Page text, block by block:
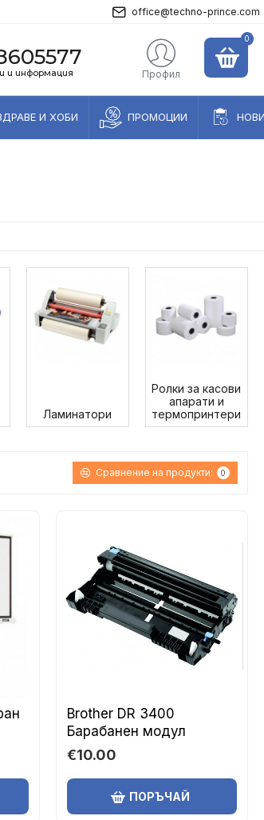
office@techno-prince.com
и информация Профил
0
И ХОБИ ПРОМОЦИИ
Ламинатори
Ролки за касови
апарати и
термопринтери
Сравнение на продукти: 0
Brother DR 3400
Барабанен модул
€10.00
ПОРЪЧАЙ